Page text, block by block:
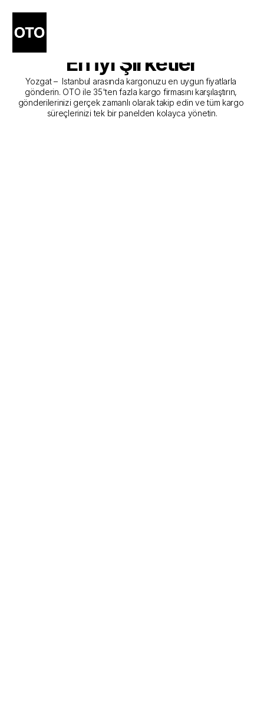
Yozgat - Istanbul Kargo
Gönderim Hizmeti Sunan
En İyi Şirketler
Yozgat –  Istanbul arasında kargonuzu en uygun fiyatlarla
gönderin. OTO ile 35'ten fazla kargo firmasını karşılaştırın,
gönderilerinizi gerçek zamanlı olarak takip edin ve tüm kargo
süreçlerinizi tek bir panelden kolayca yönetin.